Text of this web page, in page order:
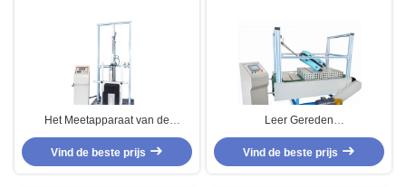
Het Meetapparaat van de
leerkoffer, Karretje Vergeldende
Moeheid het Testen Machine
Vind de beste prijs
Leer Gereden
Koffermeetapparaat,
Kinderwagensmoeheid het Testen
Machine
Vind de beste prijs